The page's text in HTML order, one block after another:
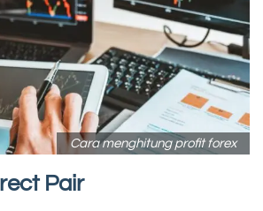
Cara menghitung profit forex
Pair